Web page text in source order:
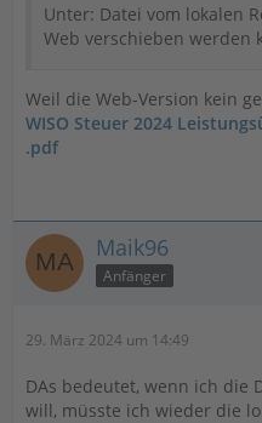
Unter: Datei vom lokalen
Web verschieben werden
Weil die Web-Version kein
WISO Steuer 2024
.pdf
Maik96
Anfänger
29. März 2024 um 14:49
DAs bedeutet, wenn ich die
will, müsste ich wieder die